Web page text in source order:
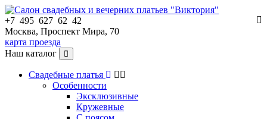
+7 495 627 62 42
Москва, Проспект Мира, 70
карта проезда
Наш каталог
Свадебные платья
Особенности
Эксклюзивные
Кружевные